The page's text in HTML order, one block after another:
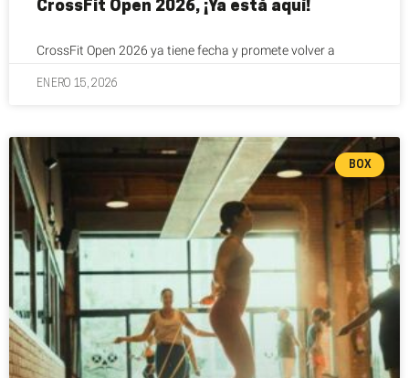
CrossFit Open 2026, ¡Ya está aquí!
CrossFit Open 2026 ya tiene fecha y promete volver a
ENERO 15, 2026
BOX